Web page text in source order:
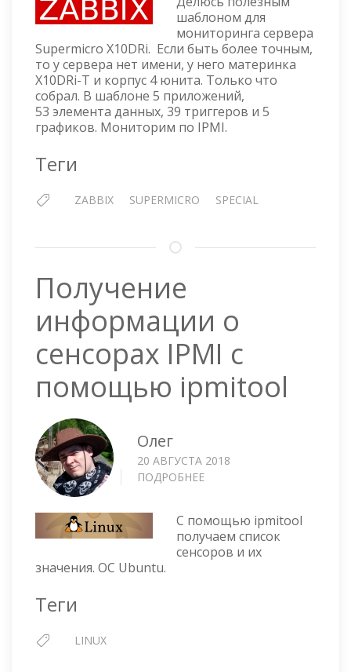
ДЛЯ
МОНИТОРИНГА
СЕРВЕРА
SUPERMICRO
X10DRI
шаблоном для
мониторинга сервера
Supermicro X10DRi. Если быть более точным,
то у сервера нет имени, у него материнка
X10DRi-T и корпус 4 юнита. Только что
собрал. В шаблоне 5 приложений,
53 элемента данных, 39 триггеров и 5
графиков. Мониторим по IPMI.
Теги
ZABBIX SUPERMICRO SPECIAL
Получение
информации о
сенсорах IPMI с
помощью ipmitool
Олег
20 АВГУСТА 2018
ПОДРОБНЕЕ
О
СЕНСОРАХ
IPMI
С помощью ipmitool
получаем список
сенсоров и их
значения. ОС Ubuntu.
Теги
LINUX